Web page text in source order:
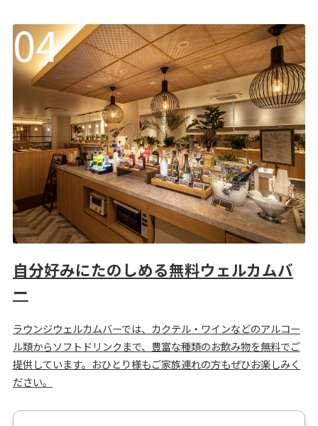
自分好みにたのしめる無料ウェルカムバ
ー
ラウンジウェルカムバーでは、カクテル・ワインなどのアルコー
ル類からソフトドリンクまで、豊富な種類のお飲み物を無料でご
提供しています。おひとり様もご家族連れの方もぜひお楽しみく
ださい。